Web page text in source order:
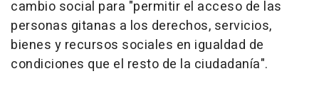
cambio social para "permitir el acceso de las
personas gitanas a los derechos, servicios,
bienes y recursos sociales en igualdad de
condiciones que el resto de la ciudadanía".